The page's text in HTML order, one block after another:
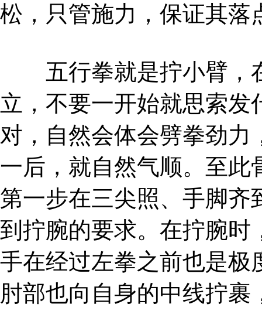
松，只管施力，保证其落
五行拳就是拧小臂，
立，不要一开始就思索
对，自然会体会劈拳劲
一后，就自然气顺。至此
第一步在三尖照、手脚齐
到拧腕的要求。在拧腕时
手在经过左拳之前也是极
肘部也向自身的中线拧